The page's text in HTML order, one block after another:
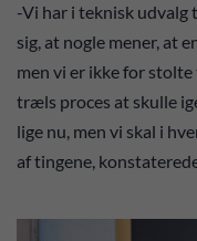
-Vi har i teknisk
sig, at nogle mener, at
men vi er ikke for
træls proces at skulle
lige nu, men vi skal i
af tingene,